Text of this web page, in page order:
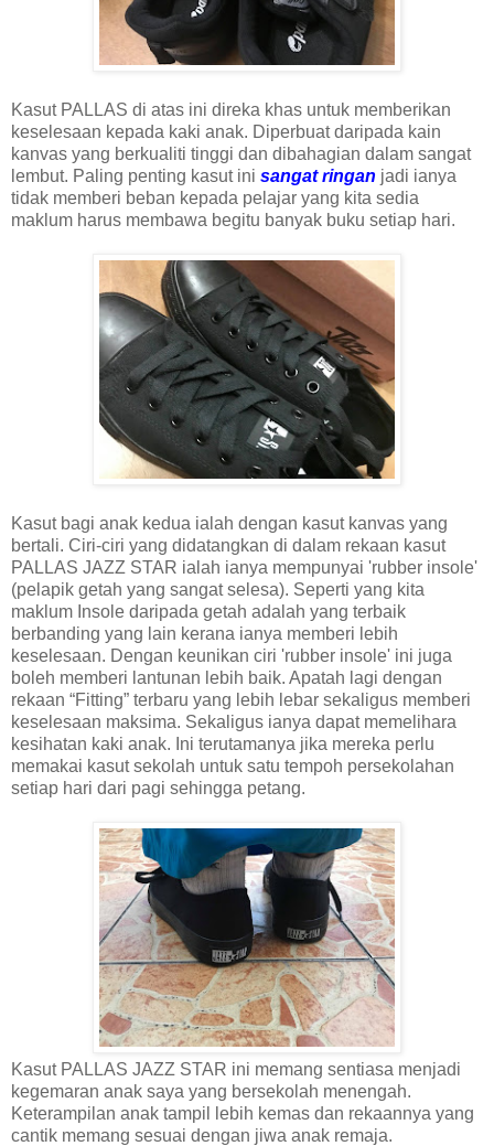
Kasut PALLAS di atas ini direka khas untuk memberikan
keselesaan kepada kaki anak. Diperbuat daripada kain
kanvas yang berkualiti tinggi dan dibahagian dalam sangat
lembut. Paling penting kasut ini sangat ringan jadi ianya
tidak memberi beban kepada pelajar yang kita sedia
maklum harus membawa begitu banyak buku setiap hari.
Kasut bagi anak kedua ialah dengan kasut kanvas yang
bertali. Ciri-ciri yang didatangkan di dalam rekaan kasut
PALLAS JAZZ STAR ialah ianya mempunyai 'rubber insole'
(pelapik getah yang sangat selesa). Seperti yang kita
maklum Insole daripada getah adalah yang terbaik
berbanding yang lain kerana ianya memberi lebih
keselesaan. Dengan keunikan ciri 'rubber insole' ini juga
boleh memberi lantunan lebih baik. Apatah lagi dengan
rekaan “Fitting” terbaru yang lebih lebar sekaligus memberi
keselesaan maksima. Sekaligus ianya dapat memelihara
kesihatan kaki anak. Ini terutamanya jika mereka perlu
memakai kasut sekolah untuk satu tempoh persekolahan
setiap hari dari pagi sehingga petang.
Kasut PALLAS JAZZ STAR ini memang sentiasa menjadi
kegemaran anak saya yang bersekolah menengah.
Keterampilan anak tampil lebih kemas dan rekaannya yang
cantik memang sesuai dengan jiwa anak remaja.